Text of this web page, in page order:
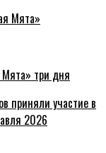
Мята»
три дня
приняли участие в
2026